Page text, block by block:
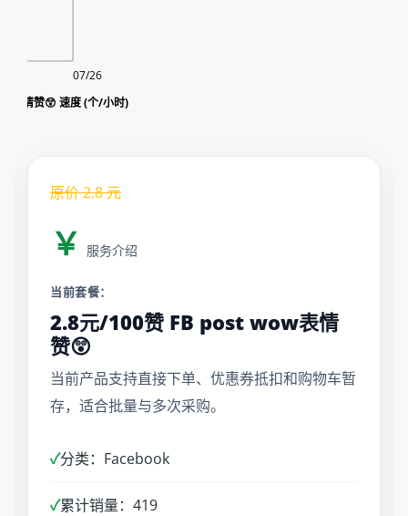
表情赞😲 速度 (个/小时)
07/26
原价2.8元
￥ 服务介绍
当前套餐：
2.8元/100赞 FB post wow表情
赞😲
当前产品支持直接下单、优惠券抵扣和购物车暂
存，适合批量与多次采购。
✓分类：Facebook
✓累计销量：419